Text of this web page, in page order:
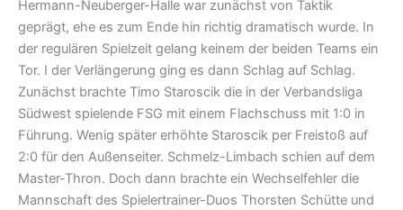
Hermann-Neuberger-Halle war zunächst von Taktik
geprägt, ehe es zum Ende hin richtig dramatisch wurde. In
der regulären Spielzeit gelang keinem der beiden Teams ein
Tor. I der Verlängerung ging es dann Schlag auf Schlag.
Zunächst brachte Timo Staroscik die in der Verbandsliga
Südwest spielende FSG mit einem Flachschuss mit 1:0 in
Führung. Wenig später erhöhte Staroscik per Freistoß auf
2:0 für den Außenseiter. Schmelz-Limbach schien auf dem
Master-Thron. Doch dann brachte ein Wechselfehler die
Mannschaft des Spielertrainer-Duos Thorsten Schütte und